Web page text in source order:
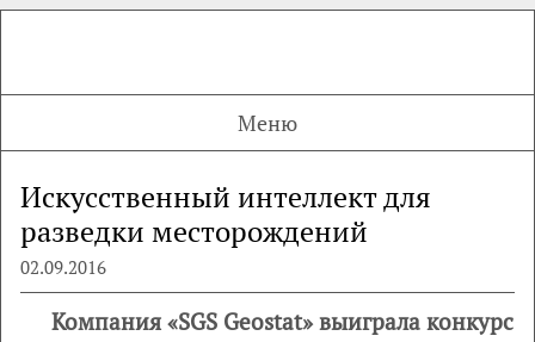
Меню
Искусственный интеллект для
разведки месторождений
02.09.2016
Компания «SGS Geostat» выиграла конкурс